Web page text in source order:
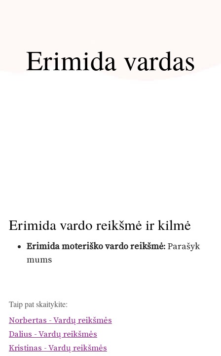
Erimida vardas
Erimida vardo reikšmė ir kilmė
Erimida moteriško vardo reikšmė: Parašyk
mums
Taip pat skaitykite:
Norbertas - Vardų reikšmės
Dalius - Vardų reikšmės
Kristinas - Vardų reikšmės